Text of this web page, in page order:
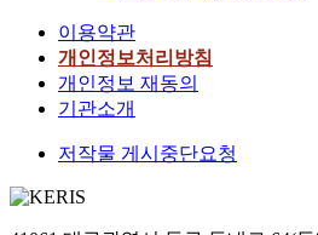
이용약관
개인정보처리방침
개인정보 재동의
기관소개
저작물 게시중단요청